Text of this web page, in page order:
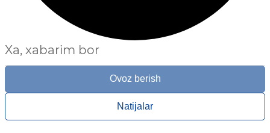
Xa, xabarim bor
Ovoz berish
Natijalar